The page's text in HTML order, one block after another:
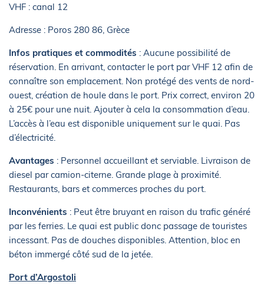
VHF : canal 12
Adresse : Poros 280 86, Grèce
Infos pratiques et commodités : Aucune possibilité de
réservation. En arrivant, contacter le port par VHF 12 afin de
connaître son emplacement. Non protégé des vents de nord-
ouest, création de houle dans le port. Prix correct, environ 20
à 25€ pour une nuit. Ajouter à cela la consommation d’eau.
L’accès à l’eau est disponible uniquement sur le quai. Pas
d’électricité.
Avantages : Personnel accueillant et serviable. Livraison de
diesel par camion-citerne. Grande plage à proximité.
Restaurants, bars et commerces proches du port.
Inconvénients : Peut être bruyant en raison du trafic généré
par les ferries. Le quai est public donc passage de touristes
incessant. Pas de douches disponibles. Attention, bloc en
béton immergé côté sud de la jetée.
Port d’Argostoli